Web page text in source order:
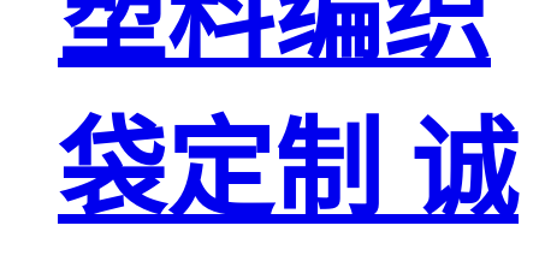
袋定制 诚